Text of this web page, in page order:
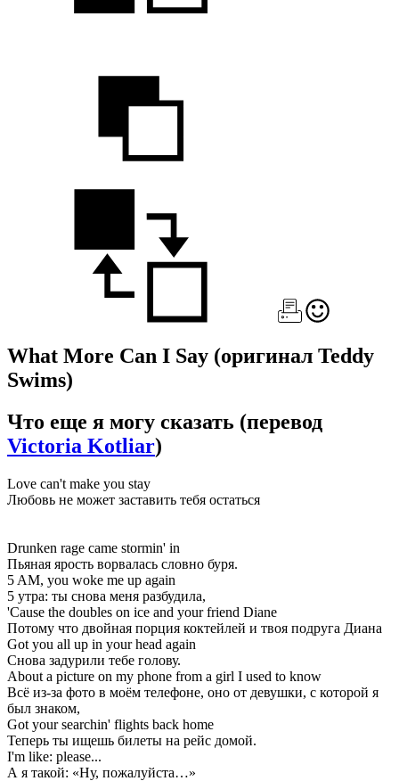
What More Can I Say (оригинал Teddy
Swims)
Что еще я могу сказать (перевод
Victoria Kotliar)
Love can't make you stay
Любовь не может заставить тебя остаться
Drunken rage came stormin' in
Пьяная ярость ворвалась словно буря.
5 AM, you woke me up again
5 утра: ты снова меня разбудила,
'Cause the doubles on ice and your friend Diane
Потому что двойная порция коктейлей и твоя подруга Диана
Got you all up in your head again
Снова задурили тебе голову.
About a picture on my phone from a girl I used to know
Всё из-за фото в моём телефоне, оно от девушки, с которой я
был знаком,
Got your searchin' flights back home
Теперь ты ищешь билеты на рейс домой.
I'm like: please...
А я такой: «Ну, пожалуйста…»